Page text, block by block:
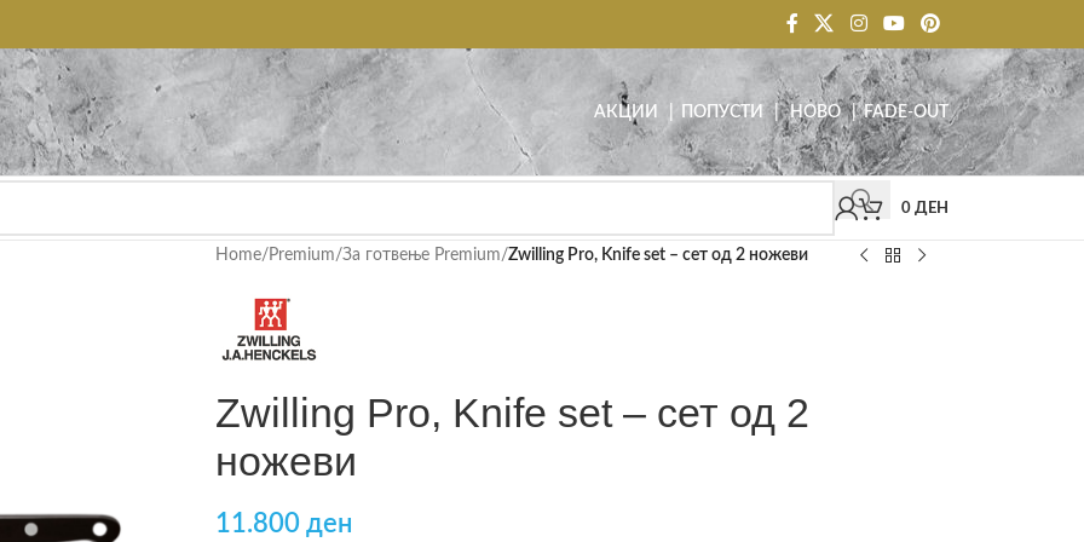
АКЦИИ | ПОПУСТИ |НОВО|FADE-OUT
0 ДЕН
Home/ Premium/За готвење Premium/Zwilling Pro, Knife set – сет од 2 ножеви
Zwilling Pro, Knife set – сет од 2
ножеви
11.800 ден